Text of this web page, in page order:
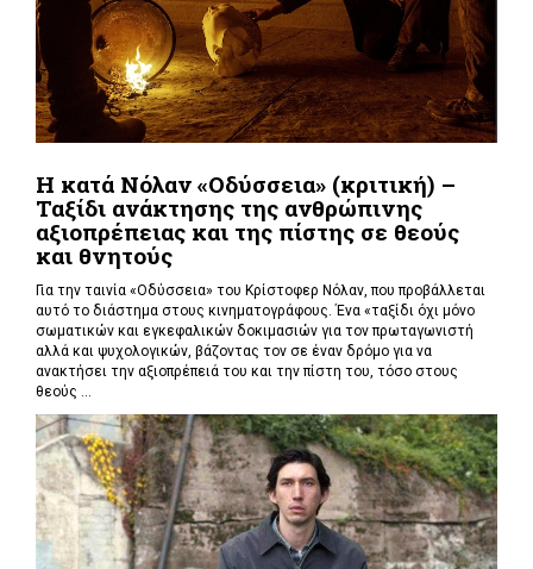
Η κατά Νόλαν «Οδύσσεια» (κριτική) –
Ταξίδι ανάκτησης της ανθρώπινης
αξιοπρέπειας και της πίστης σε θεούς
και θνητούς
Για την ταινία «Οδύσσεια» του Κρίστοφερ Νόλαν,που προβάλλεται
αυτό το διάστημα στους κινηματογράφους. Ένα «ταξίδι όχι μόνο
σωματικών και εγκεφαλικών δοκιμασιών για τον πρωταγωνιστή
αλλά και ψυχολογικών, βάζοντας τον σε έναν δρόμο για να
ανακτήσει την αξιοπρέπειά του και την πίστη του, τόσο στους
θεούς ...